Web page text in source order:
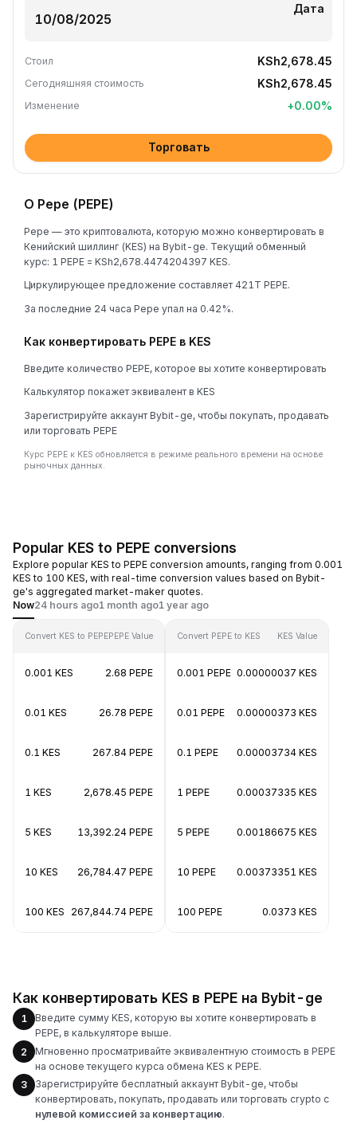
Дата
Стоил KSh2,678.45
Сегодняшняя стоимость KSh2,678.45
Изменение +0.00%
Торговать
О Pepe (PEPE)
Pepe — это криптовалюта, которую можно конвертировать в
Кенийский шиллинг (KES) на Bybit-ge. Текущий обменный
курс: 1 PEPE = KSh2,678.4474204397 KES.
Циркулирующее предложение составляет 421T PEPE.
За последние 24 часа Pepe упал на 0.42%.
Как конвертировать PEPE в KES
Введите количество PEPE, которое вы хотите конвертировать
Калькулятор покажет эквивалент в KES
Зарегистрируйте аккаунт Bybit-ge, чтобы покупать, продавать
или торговать PEPE
Курс PEPE к KES обновляется в режиме реального времени на основе
рыночных данных.
Popular KES to PEPE conversions
Explore popular KES to PEPE conversion amounts, ranging from 0.001
KES to 100 KES, with real-time conversion values based on Bybit-
ge's aggregated market-maker quotes.
Now24 hours ago1 month ago1 year ago
Convert KES to PEPEPEPE Value
0.001 KES 2.68 PEPE
0.01 KES 26.78 PEPE
0.1 KES 267.84 PEPE
1 KES 2,678.45 PEPE
5 KES 13,392.24 PEPE
10 KES 26,784.47 PEPE
100 KES 267,844.74 PEPE
Convert PEPE to KES KES Value
0.001 PEPE 0.00000037 KES
0.01 PEPE 0.00000373 KES
0.1 PEPE 0.00003734 KES
1 PEPE 0.00037335 KES
5 PEPE 0.00186675 KES
10 PEPE 0.00373351 KES
100 PEPE 0.0373 KES
Как конвертировать KES в PEPE на Bybit-ge
1
Введите сумму KES, которую вы хотите конвертировать в
PEPE, в калькуляторе выше.
2
Мгновенно просматривайте эквивалентную стоимость в PEPE
на основе текущего курса обмена KES к PEPE.
3
Зарегистрируйте бесплатный аккаунт Bybit-ge, чтобы
конвертировать, покупать, продавать или торговать crypto с
нулевой комиссией за конвертацию.